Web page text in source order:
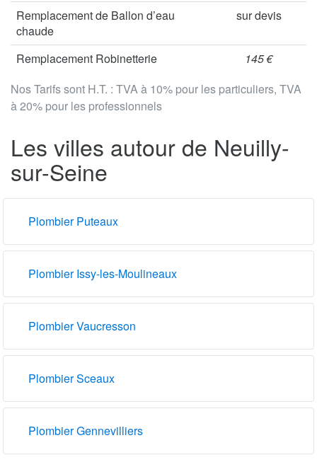
Nos Tarifs sont H.T. : TVA à 10% pour les particuliers, TVA
à 20% pour les professionnels
Remplacement de Ballon d’eau
chaude
sur devis
Remplacement Robinetterie 145 €
Les villes autour de Neuilly-
sur-Seine
Plombier Puteaux
Plombier Issy-les-Moulineaux
Plombier Vaucresson
Plombier Sceaux
Plombier Gennevilliers